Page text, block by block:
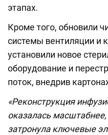
этапах.
Кроме того, обновили
системы вентиляции и
установили новое
оборудование и
поток, внедрив
«Реконструкция
оказалась
затронула ключевые